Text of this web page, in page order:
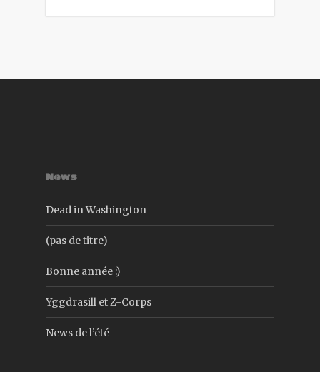
News
Dead in Washington
(pas de titre)
Bonne année :)
Yggdrasill et Z-Corps
News de l’été